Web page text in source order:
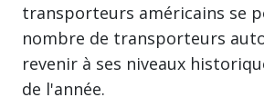
transporteurs américains se
nombre de transporteurs
revenir à ses niveaux
de l'année.